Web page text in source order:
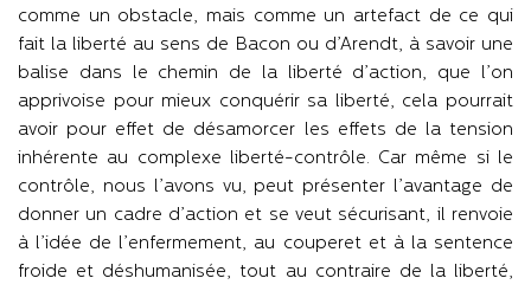
comme un obstacle, mais comme un artefact de ce qui
fait la liberté au sens de Bacon ou d’Arendt, à savoir une
balise dans le chemin de la liberté d’action, que l’on
apprivoise pour mieux conquérir sa liberté, cela pourrait
avoir pour effet de désamorcer les effets de la tension
inhérente au complexe liberté-contrôle. Car même si le
contrôle, nous l’avons vu, peut présenter l’avantage de
donner un cadre d’action et se veut sécurisant, il renvoie
à l’idée de l’enfermement, au couperet et à la sentence
froide et déshumanisée, tout au contraire de la liberté,